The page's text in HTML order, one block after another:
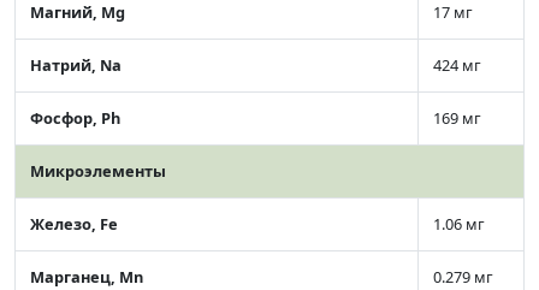
Магний, Mg 17 мг
Натрий, Na 424 мг
Фосфор, Ph 169 мг
Микроэлементы
Железо, Fe 1.06 мг
Марганец, Mn 0.279 мг